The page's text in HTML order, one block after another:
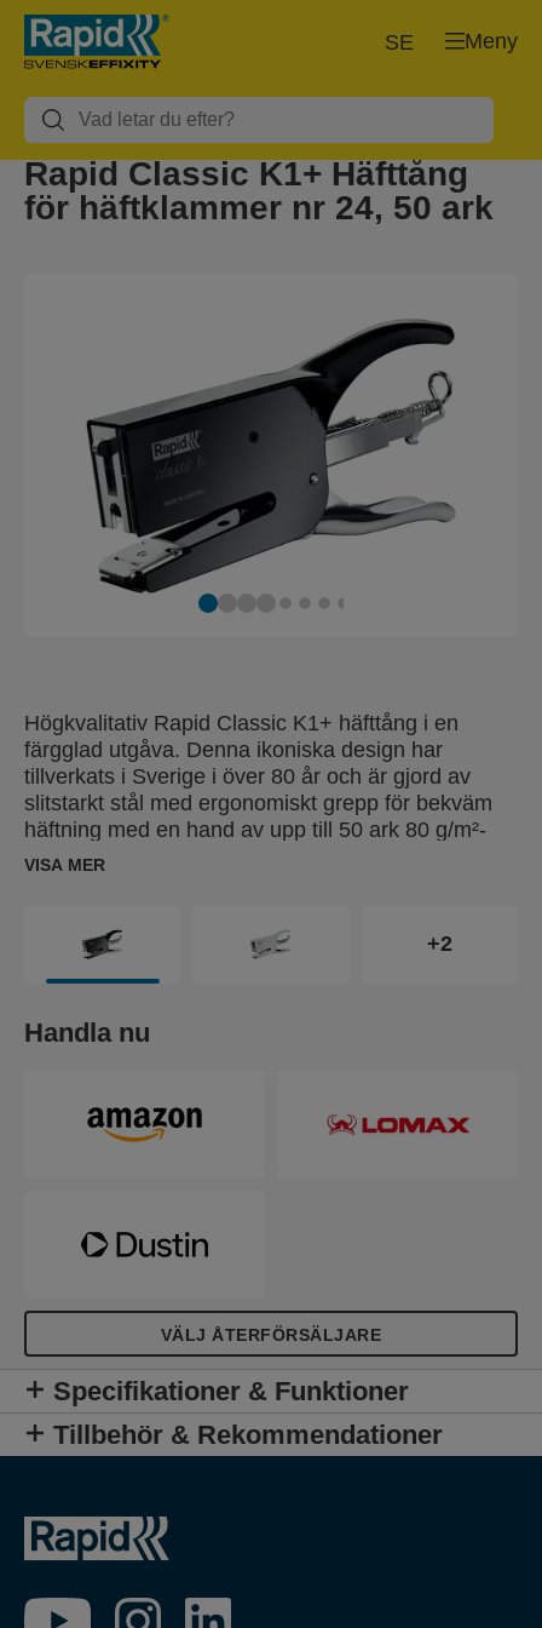
Meny
SE
Rapid Classic K1+ Häfttång
för häftklammer nr 24, 50 ark
Högkvalitativ Rapid Classic K1+ häfttång i en
färgglad utgåva. Denna ikoniska design har
tillverkats i Sverige i över 80 år och är gjord av
slitstarkt stål med ergonomiskt grepp för bekväm
häftning med en hand av upp till 50 ark 80 g/m²-
papper. Det justerbara städet ger både häftnings-
omslagspapper, kuvert och etiketter. Den
mångsidiga häfttången passar lika bra på kontor
som i hem, postkontor, butiker och
blomsterhandlar. Produkten är certifierad av
ClimatePartner (climate-id.com/T99YMY). Rapid
VISA MER
+2
Handla nu
VÄLJ ÅTERFÖRSÄLJARE
Specifikationer & Funktioner
Tillbehör & Rekommendationer